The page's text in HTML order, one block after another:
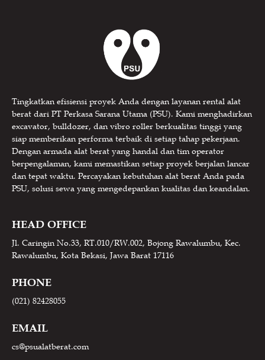
Tingkatkan efisiensi proyek Anda dengan layanan rental alat
berat dari PT Perkasa Sarana Utama (PSU). Kami menghadirkan
excavator, bulldozer, dan vibro roller berkualitas tinggi yang
siap memberikan performa terbaik di setiap tahap pekerjaan.
Dengan armada alat berat yang handal dan tim operator
berpengalaman, kami memastikan setiap proyek berjalan lancar
dan tepat waktu. Percayakan kebutuhan alat berat Anda pada
PSU, solusi sewa yang mengedepankan kualitas dan keandalan.
HEAD OFFICE
Jl. Caringin No.33, RT.010/RW.002, Bojong Rawalumbu, Kec.
Rawalumbu, Kota Bekasi, Jawa Barat 17116
PHONE
(021) 82428055
EMAIL
cs@psualatberat.com